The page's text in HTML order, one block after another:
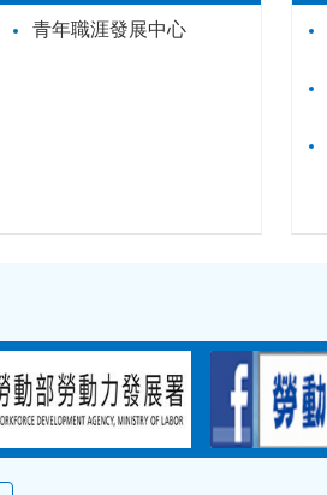
青年職涯發展中心